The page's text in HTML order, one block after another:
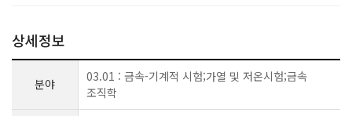
상세정보
분야
03.01 : 금속-기계적 시험;가열 및 저온시험;금속
조직학